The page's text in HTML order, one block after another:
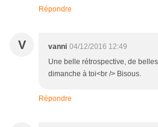
Répondre
V vanni 04/12/2016 12:49
Une belle rétrospective, de
dimanche à toi<br /> Bisous.
Répondre